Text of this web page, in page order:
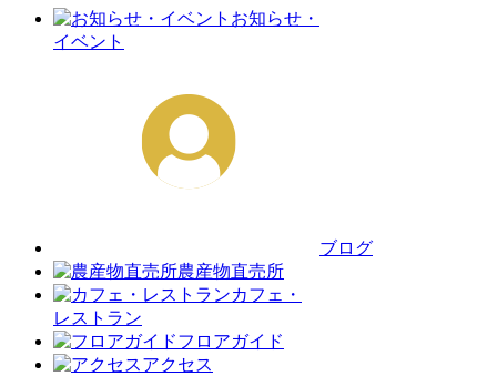
お知らせ・
イベント
ブログ
農産物直売所
カフェ・
レストラン
フロアガイド
アクセス